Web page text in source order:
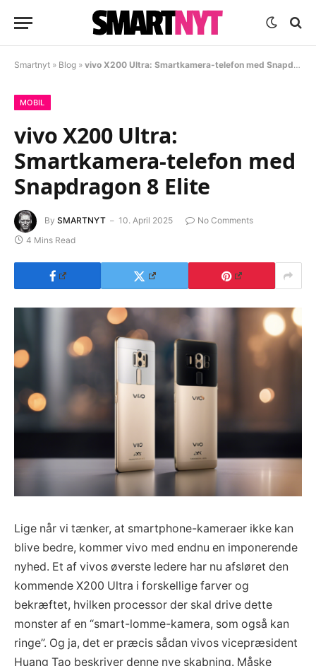
Smartnyt » Blog » vivo X200 Ultra: Smartkamera-telefon med Snapdragon 8 Elite
MOBIL
vivo X200 Ultra:
Smartkamera-telefon med
Snapdragon 8 Elite
By SMARTNYT 10. April 2025
No Comments
4 Mins Read
Lige når vi tænker, at smartphone-kameraer ikke kan
blive bedre, kommer vivo med endnu en imponerende
nyhed. Et af vivos øverste ledere har nu afsløret den
kommende X200 Ultra i forskellige farver og
bekræftet, hvilken processor der skal drive dette
monster af en “smart-lomme-kamera, som også kan
ringe”. Og ja, det er præcis sådan vivos vicepræsident
Huang Tao beskriver denne nye skabning. Måske